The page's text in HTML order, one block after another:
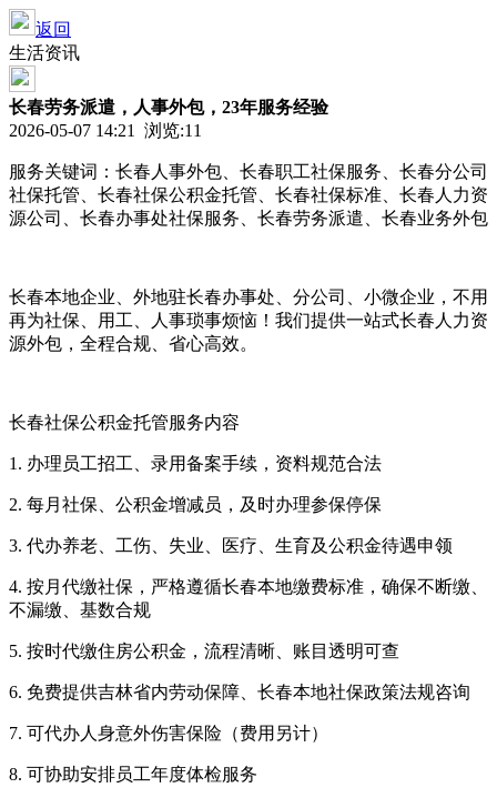
返回
生活资讯
长春劳务派遣，人事外包，23年服务经验
2026-05-07 14:21 浏览:11
服务关键词：长春人事外包、长春职工社保服务、长春分公司
社保托管、长春社保公积金托管、长春社保标准、长春人力资
源公司、长春办事处社保服务、长春劳务派遣、长春业务外包
长春本地企业、外地驻长春办事处、分公司、小微企业，不用
再为社保、用工、人事琐事烦恼！我们提供一站式长春人力资
源外包，全程合规、省心高效。
长春社保公积金托管服务内容
1. 办理员工招工、录用备案手续，资料规范合法
2. 每月社保、公积金增减员，及时办理参保停保
3. 代办养老、工伤、失业、医疗、生育及公积金待遇申领
4. 按月代缴社保，严格遵循长春本地缴费标准，确保不断缴、
不漏缴、基数合规
5. 按时代缴住房公积金，流程清晰、账目透明可查
6. 免费提供吉林省内劳动保障、长春本地社保政策法规咨询
7. 可代办人身意外伤害保险（费用另计）
8. 可协助安排员工年度体检服务